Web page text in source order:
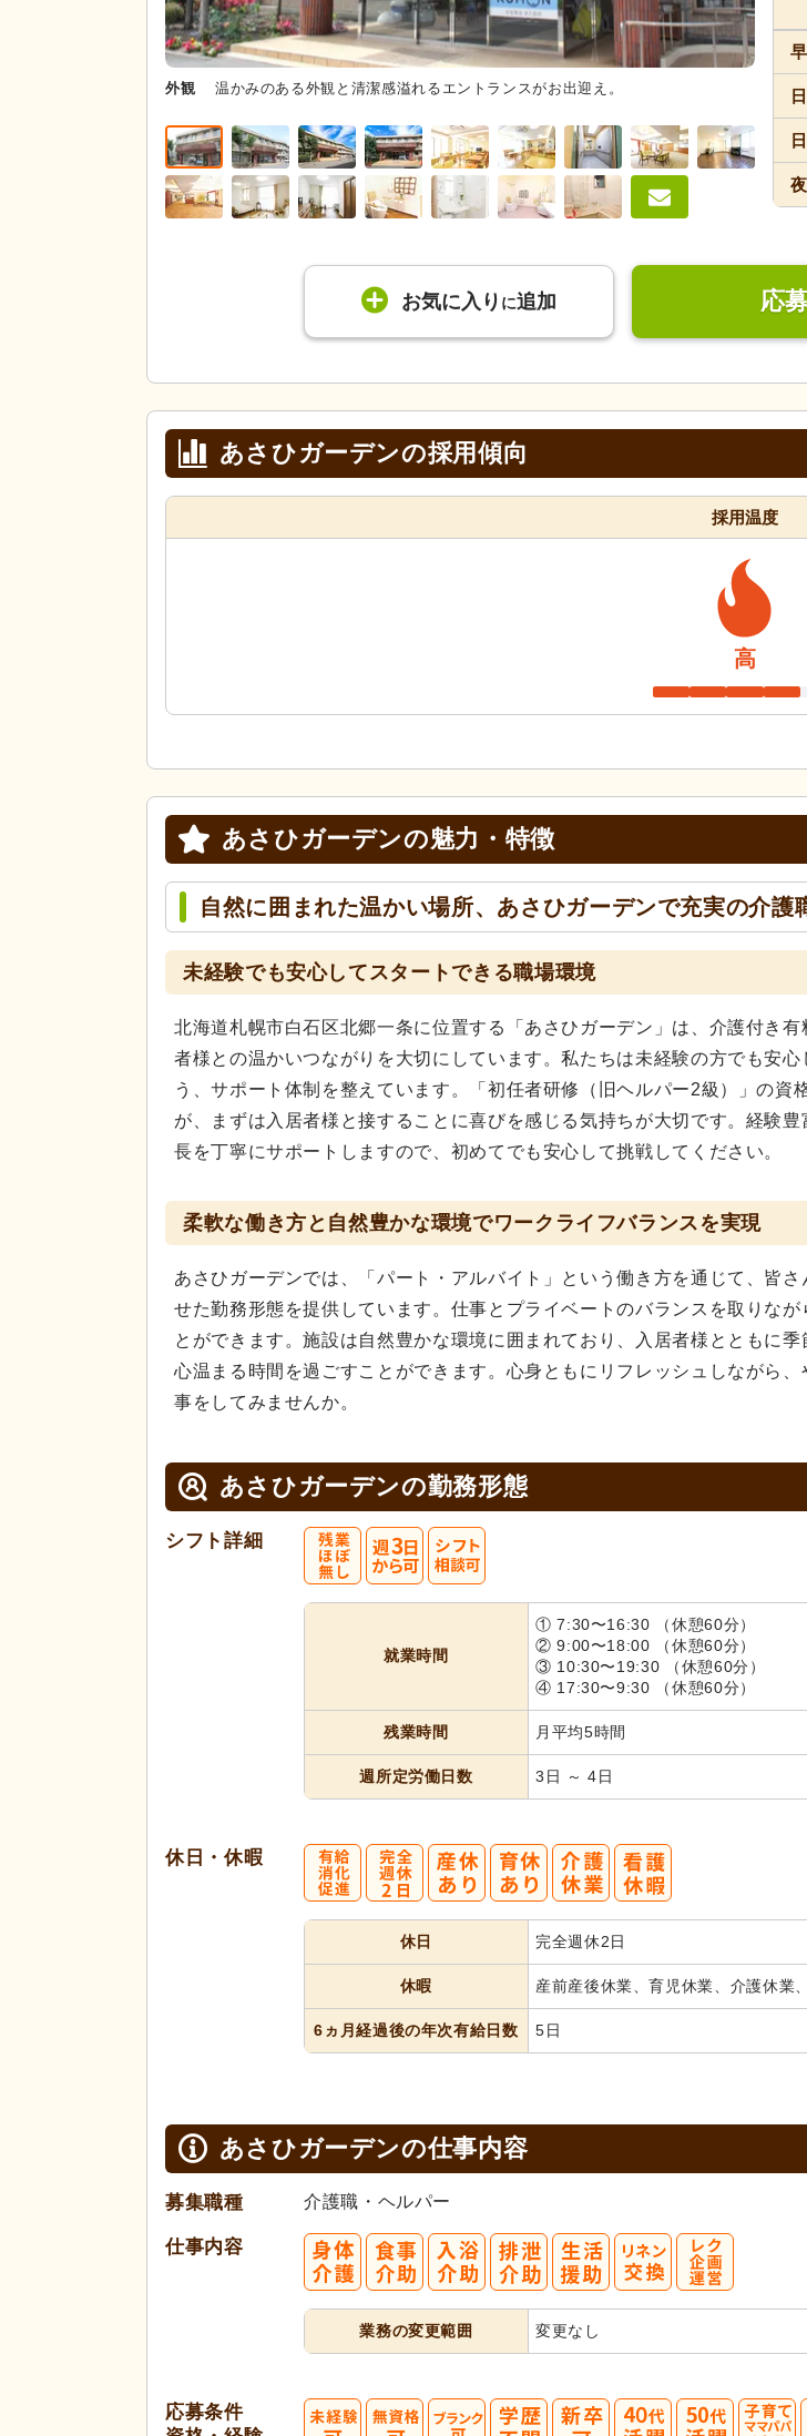
外観 温かみのある外観と清潔感溢れるエントランスがお出迎え。
お気に入り に追加 応
あさひガーデンの採用傾向
採用温度
高
あさひガーデンの魅力・特徴
自然に囲まれた温かい場所、あさひガーデンで充実の介護
未経験でも安心してスタートできる職場環境
北海道札幌市白石区北郷一条に位置する「あさひガーデン」は、介護付き
者様との温かいつながりを大切にしています。私たちは未経験の方でも安心
う、サポート体制を整えています。「初任者研修（旧ヘルパー2級）」の資
が、まずは入居者様と接することに喜びを感じる気持ちが大切です。経験
長を丁寧にサポートしますので、初めてでも安心して挑戦してください。
柔軟な働き方と自然豊かな環境でワークライフバランスを実現
あさひガーデンでは、「パート・アルバイト」という働き方を通じて、皆
せた勤務形態を提供しています。仕事とプライベートのバランスを取りなが
とができます。施設は自然豊かな環境に囲まれており、入居者様とともに季
心温まる時間を過ごすことができます。心身ともにリフレッシュしながら
事をしてみませんか。
あさひガーデンの勤務形態
シフト詳細
就業時間
① 7:30〜16:30 （休憩60分）
② 9:00〜18:00 （休憩60分）
③ 10:30〜19:30 （休憩60分）
④ 17:30〜9:30 （休憩60分）
残業時間 月平均5時間
週所定労働日数 3日 ～ 4日
休日・休暇
休日 完全週休2日
休暇 産前産後休業、育児休業、介護休業
6ヵ月経過後の年次有給日数 5日
あさひガーデンの仕事内容
募集職種 介護職・ヘルパー
仕事内容
業務の変更範囲 変更なし
応募条件